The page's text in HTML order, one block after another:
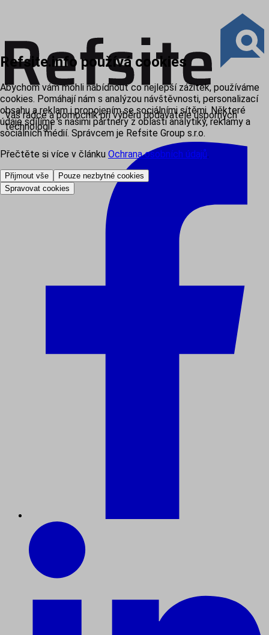
Váš rádce a pomocník při výběru dodavatele úsporných
technologií
Refsite.info používá cookies
Abychom vám mohli nabídnout co nejlepší zážitek, používáme
cookies. Pomáhají nám s analýzou návštěvnosti, personalizací
obsahu a reklam i propojením se sociálními sítěmi. Některé
údaje sdílíme s našimi partnery z oblasti analytiky, reklamy a
sociálních médií. Správcem je Refsite Group s.r.o.
Přečtěte si více v článku Ochrana osobních údajů.
Přijmout vše
Pouze nezbytné cookies
Spravovat cookies